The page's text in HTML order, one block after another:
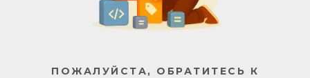
ПОЖАЛУЙСТА, ОБРАТИТЕСЬ К